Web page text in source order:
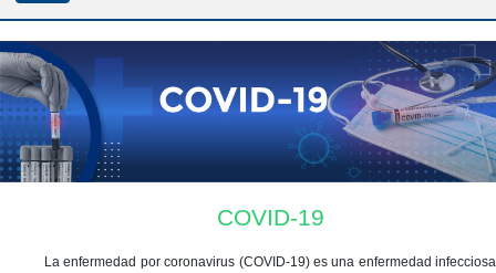
COVID-19
La enfermedad por coronavirus (COVID-19) es una enfermedad infecciosa